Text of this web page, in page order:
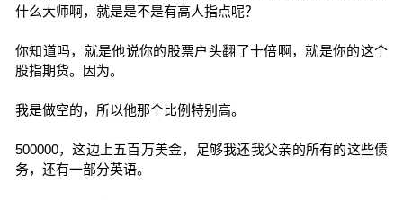
什么大师啊，就是是不是有高人指点呢？
你知道吗，就是他说你的股票户头翻了十倍啊，就是你的这个
股指期货。因为。
我是做空的，所以他那个比例特别高。
500000，这边上五百万美金，足够我还我父亲的所有的这些债
务，还有一部分英语。